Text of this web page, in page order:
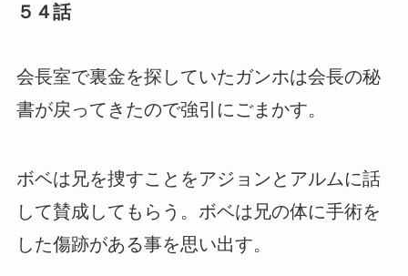
５４話
会長室で裏金を探していたガンホは会長の秘
書が戻ってきたので強引にごまかす。
ボベは兄を捜すことをアジョンとアルムに話
して賛成してもらう。ボベは兄の体に手術を
した傷跡がある事を思い出す。